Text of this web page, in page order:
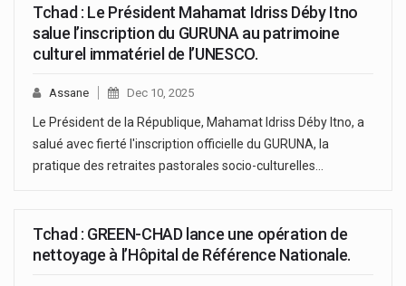
Tchad : Le Président Mahamat Idriss Déby Itno
salue l’inscription du GURUNA au patrimoine
culturel immatériel de l’UNESCO.
Assane Dec 10, 2025
Le Président de la République, Mahamat Idriss Déby Itno, a
salué avec fierté l'inscription officielle du GURUNA, la
pratique des retraites pastorales socio-culturelles…
Tchad : GREEN-CHAD lance une opération de
nettoyage à l’Hôpital de Référence Nationale.